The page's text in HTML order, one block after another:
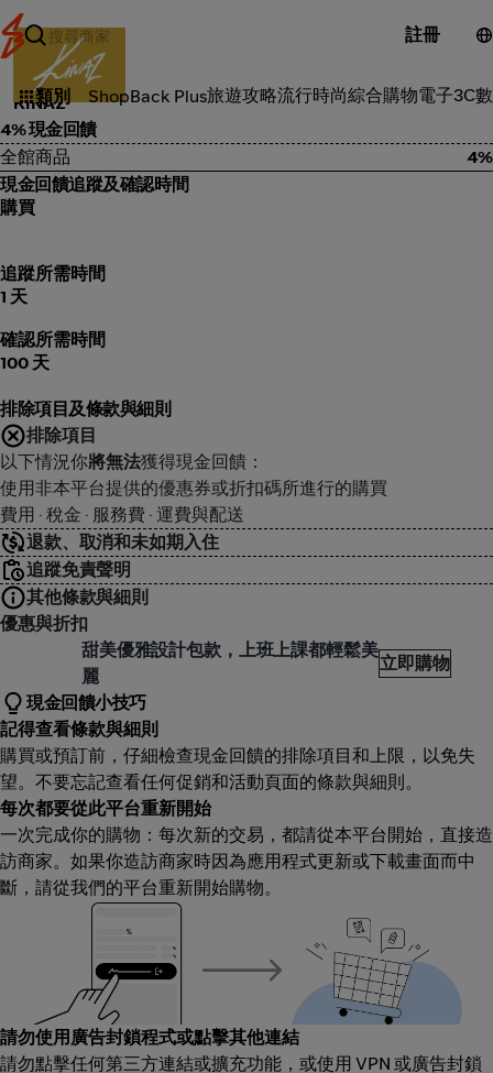
註冊
類別 ShopBack Plus旅遊攻略流行時尚綜合購物電子3C
流行時尚
KINAZ
4% 現金回饋
全館商品
4%
現金回饋追蹤及確認時間
購買
追蹤所需時間
1 天
確認所需時間
100 天
排除項目及條款與細則
排除項目
以下情況你將無法獲得現金回饋：
使用非本平台提供的優惠券或折扣碼所進行的購買
費用 · 稅金 · 服務費 · 運費與配送
退款、取消和未如期入住
追蹤免責聲明
其他條款與細則
優惠與折扣
甜美優雅設計包款，上班上課都輕鬆美
麗
立即購物
現金回饋小技巧
記得查看條款與細則
購買或預訂前，仔細檢查現金回饋的排除項目和上限，以免失
望。不要忘記查看任何促銷和活動頁面的條款與細則。
每次都要從此平台重新開始
一次完成你的購物：每次新的交易，都請從本平台開始，直接造
訪商家。如果你造訪商家時因為應用程式更新或下載畫面而中
斷，請從我們的平台重新開始購物。
請勿使用廣告封鎖程式或點擊其他連結
請勿點擊任何第三方連結或擴充功能，或使用 VPN 或廣告封鎖